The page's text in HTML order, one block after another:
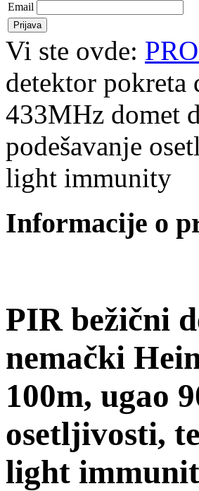
Email
Vi ste ovde:
detektor pokreta
433MHz domet
podešavanje
light immunity
Informacije o
PIR bežični
nemački
100m, ugao
osetljivosti,
light